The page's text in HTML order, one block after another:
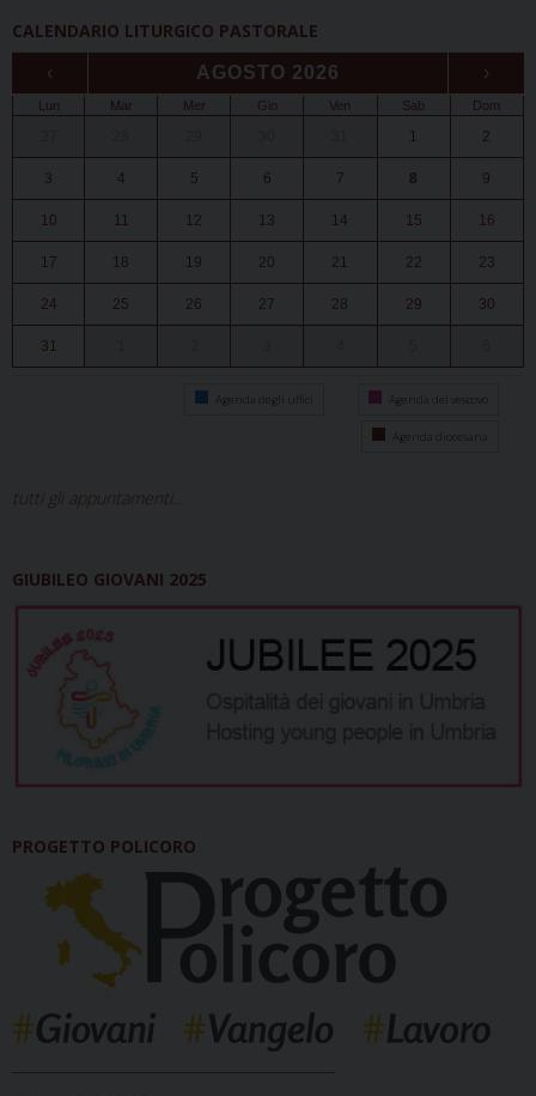
CALENDARIO LITURGICO PASTORALE
‹ AGOSTO 2026 ›
Lun Mar Mer Gio Ven Sab Dom
1 2
3 4 5 6 7 8 9
10 11 12 13 14 15 16
17 18 19 20 21 22 23
24 25 26 27 28 29 30
31
Agenda degli uffici Agenda del vescovo
Agenda diocesana
tutti gli appuntamenti...
GIUBILEO GIOVANI 2025
PROGETTO POLICORO